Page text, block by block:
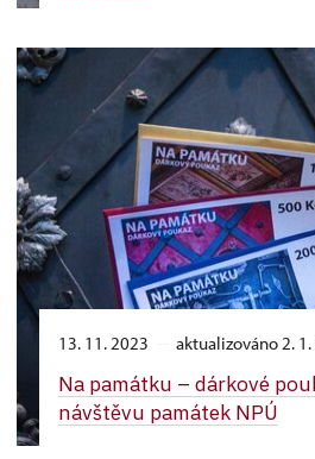
13. 11. 2023 aktualizováno 2.
Na památku –⁠ dárkové
návštěvu památek NPÚ